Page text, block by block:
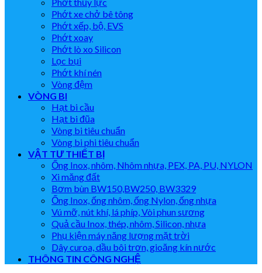
Phớt xe chở bê tông
Phớt xếp, bộ, EVS
Phớt xoay
Phớt lò xo Silicon
Lọc bụi
Phớt khí nén
Vòng đệm
VÒNG BI
Hạt bi cầu
Hạt bi đũa
Vòng bi tiêu chuẩn
Vòng bi phi tiêu chuẩn
VẬT TƯ THIẾT BỊ
Ống Inox, nhôm, Nhôm nhựa, PEX, PA, PU, NYLON
Xi măng đất
Bơm bùn BW150,BW250, BW3329
Ống Inox, ống nhôm, ống Nylon, ống nhựa
Vú mỡ, nút khí, lá phíp, Vòi phun sương
Quả cầu Inox, thép, nhôm, Silicon, nhựa
Phụ kiện máy năng lượng mặt trời
Dây curoa, dầu bôi trơn, gioăng kín nước
THÔNG TIN CÔNG NGHỆ